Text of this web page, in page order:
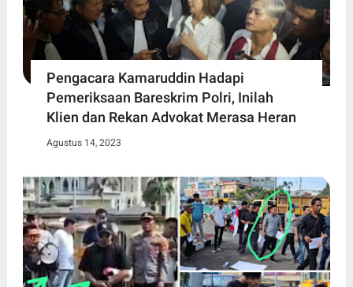
Pengacara Kamaruddin Hadapi
Pemeriksaan Bareskrim Polri, Inilah
Klien dan Rekan Advokat Merasa Heran
Agustus 14, 2023